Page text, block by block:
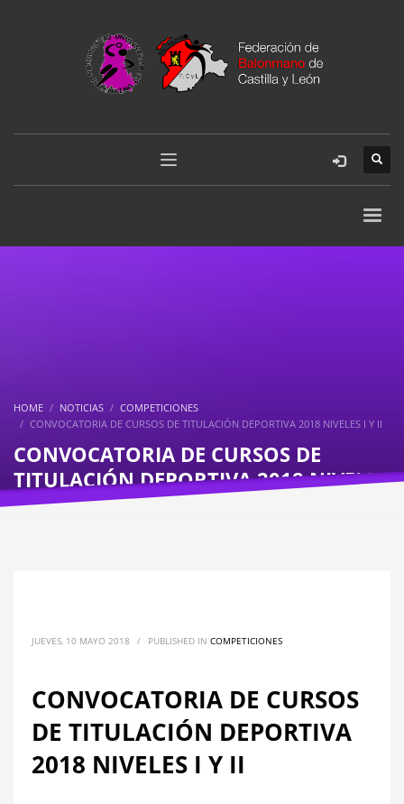
HOME NOTICIAS
COMPETICIONES
CONVOCATORIA DE CURSOS DE TITULACIÓN DEPORTIVA 2018 NIVELES I Y II
CONVOCATORIA DE CURSOS DE
TITULACIÓN DEPORTIVA 2018 NIVELES
I Y II
JUEVES, 10 MAYO 2018 / PUBLISHED IN COMPETICIONES
CONVOCATORIA DE CURSOS
DE TITULACIÓN DEPORTIVA
2018 NIVELES I Y II